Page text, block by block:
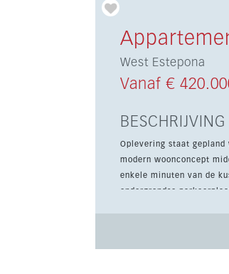
West Estepona
Vanaf €
BESCHRIJVING
Oplevering staat
modern woonconcept
enkele minuten van de kust. Het project bestaat uit 106 meergezinswoningen met 2 en 3
ondergrondse